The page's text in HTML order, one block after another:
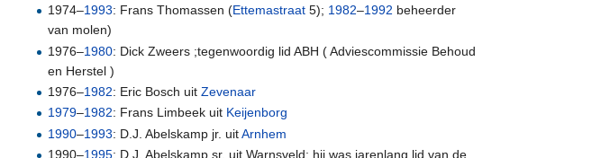
1974–1993: Frans Thomassen (Ettemastraat 5); 1982–1992 beheerder
van molen)
1976–1980: Dick Zweers ;tegenwoordig lid ABH ( Adviescommissie Behoud
en Herstel )
1976–1982: Eric Bosch uitZevenaar
1979–1982: Frans Limbeek uit Keijenborg
1990–1993: D.J. Abelskamp jr. uitArnhem
1990–1995: D.J. Abelskamp sr. uit Warnsveld; hij was jarenlang lid van de